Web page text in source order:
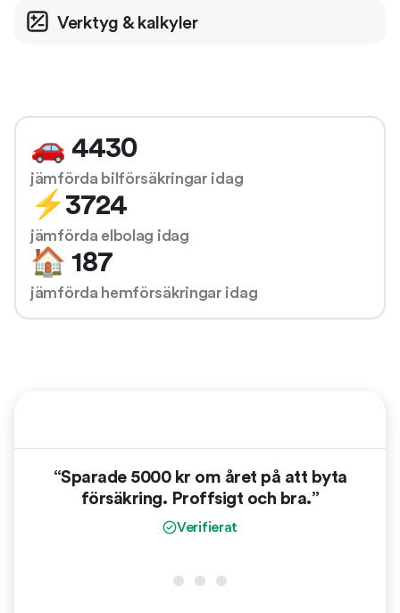
Verktyg &kalkyler
🚗 4430
jämförda bilförsäkringar idag
⚡️3724
jämförda elbolag idag
🏠 187
jämförda hemförsäkringar idag
“Sparade 5000 kr om året på att byta
försäkring. Proffsigt och bra.”
Verifierat